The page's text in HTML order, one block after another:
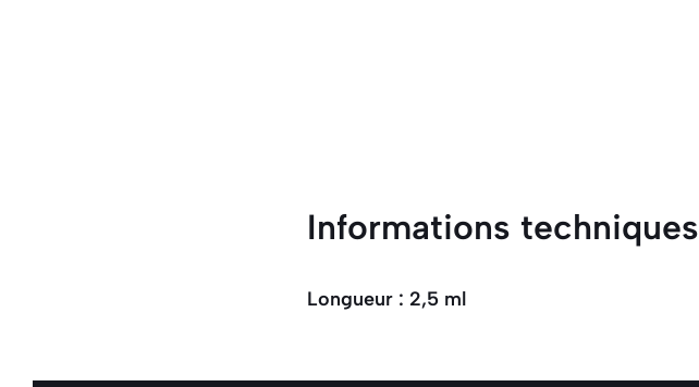
Informations techniques
Longueur : 2,5 ml